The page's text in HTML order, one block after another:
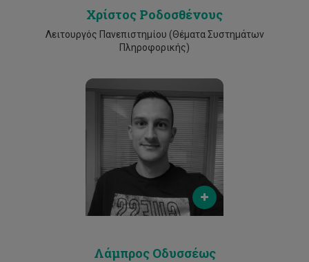
Χρίστος Ροδοσθένους
Λειτουργός Πανεπιστημίου (Θέματα Συστημάτων
Πληροφορικής)
Email
lambros.odysseos@cut.ac.cy
Phone
25002203
Λάμπρος Οδυσσέως